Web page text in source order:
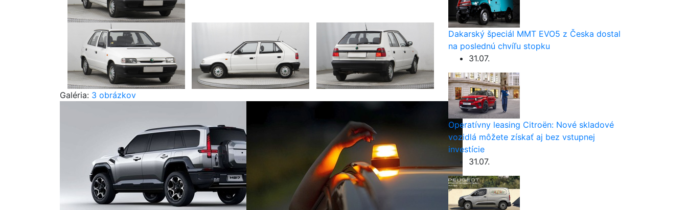
Galéria: 3 obrázkov
Dakarský špeciál MMT EVO5 z Česka dostal
na poslednú chvíľu stopku
31.07.
Operatívny leasing Citroën: Nové skladové
vozidlá môžete získať aj bez vstupnej
investície
31.07.